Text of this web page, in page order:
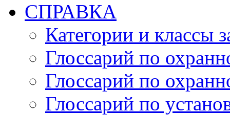
СПРАВКА
Категории и классы
Глоссарий по
Глоссарий по
Глоссарий по